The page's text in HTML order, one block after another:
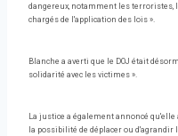
dangereux, notamment les
chargés de l'application des lois ».
Blanche a averti que le DOJ était
solidarité avec les victimes ».
La justice a également annoncé
la possibilité de déplacer ou